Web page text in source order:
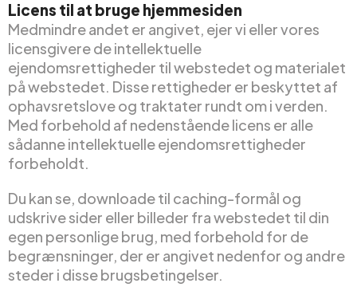
Licens til at bruge hjemmesiden
Medmindre andet er angivet, ejer vi eller vores
licensgivere de intellektuelle
ejendomsrettigheder til webstedet og materialet
på webstedet. Disse rettigheder er beskyttet af
ophavsretslove og traktater rundt om i verden.
Med forbehold af nedenstående licens er alle
sådanne intellektuelle ejendomsrettigheder
forbeholdt.
Du kan se, downloade til caching-formål og
udskrive sider eller billeder fra webstedet til din
egen personlige brug, med forbehold for de
begrænsninger, der er angivet nedenfor og andre
steder i disse brugsbetingelser.